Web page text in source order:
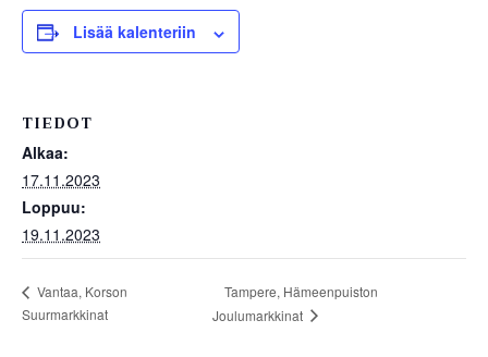
Lisää kalenteriin
TIEDOT
Alkaa:
17.11.2023
Loppuu:
19.11.2023
Vantaa, Korson
Suurmarkkinat
Tampere, Hämeenpuiston
Joulumarkkinat